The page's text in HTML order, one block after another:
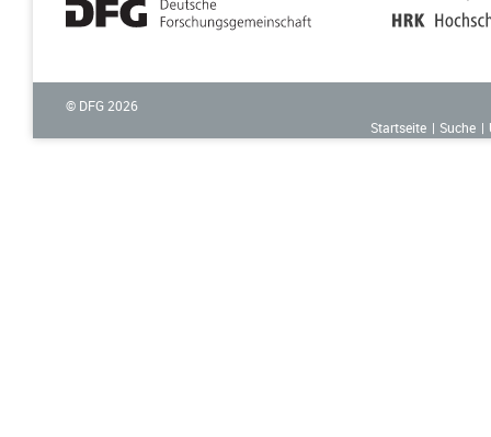
© DFG 2026
Startseite
Suche